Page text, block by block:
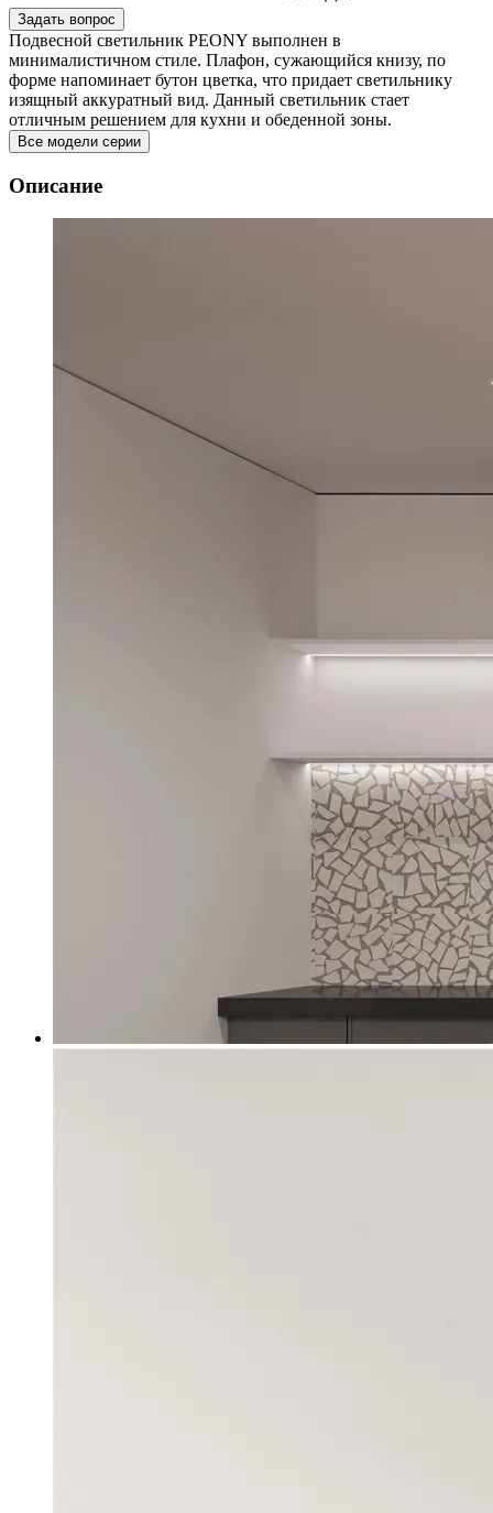
Задать вопрос
Подвесной светильник PEONY выполнен в
минималистичном стиле. Плафон, сужающийся книзу, по
форме напоминает бутон цветка, что придает светильнику
изящный аккуратный вид. Данный светильник стает
отличным решением для кухни и обеденной зоны.
Все модели серии
Описание